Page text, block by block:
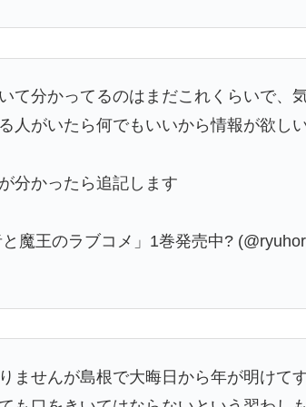
て分かってるのはまだこれくらいで、
人がいたら何でもいいから情報が欲し
分かったら追記します
魔王のラブコメ」1巻発売中?
ませんが島根で大晦日から年が明けて